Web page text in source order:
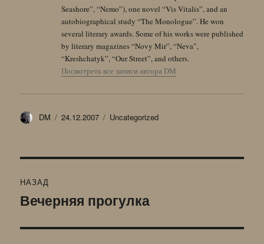
Seashore”, “Nemo”), one novel “Vis Vitalis”, and an
autobiographical study “The Monologue”. He won
several literary awards. Some of his works were published
by literary magazines “Novy Mir”, “Neva”,
“Kreshchatyk”, “Our Street”, and others.
Посмотреть все записи автора DM
Автор
DM Опубликовано
24.12.2007 Рубрики
Uncategorized
по
НАЗАД
Предыдущая
Вечерняя прогулка